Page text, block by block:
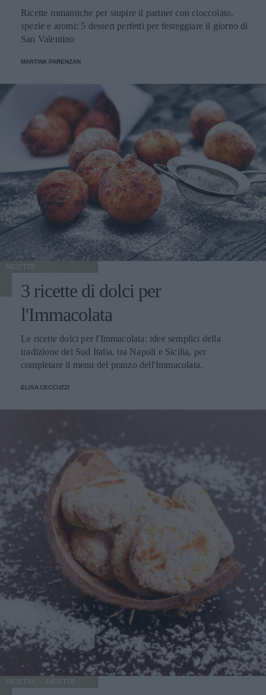
Ricette romantiche per stupire il partner con cioccolato,
spezie e aromi: 5 dessert perfetti per festeggiare il giorno di
San Valentino
MARTINA PARENZAN
RICETTE
3 ricette di dolci per
l'Immacolata
Le ricette dolci per l'Immacolata: idee semplici della
tradizione del Sud Italia, tra Napoli e Sicilia, per
completare il menu del pranzo dell'Immacolata.
ELISA CECCUZZI
RICETTA